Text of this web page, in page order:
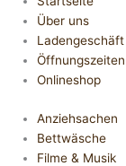
Über uns
Ladengeschäft
Öffnungszeiten
Onlineshop
Anziehsachen
Bettwäsche
Filme & Musik